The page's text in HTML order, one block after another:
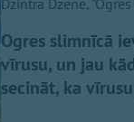
Dzintra Dzene,
Ogres slimnīcā
vīrusu, un jau
secināt, ka